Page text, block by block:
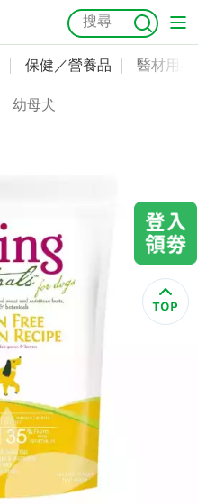
保健／營養品 醫材用品
幼母犬